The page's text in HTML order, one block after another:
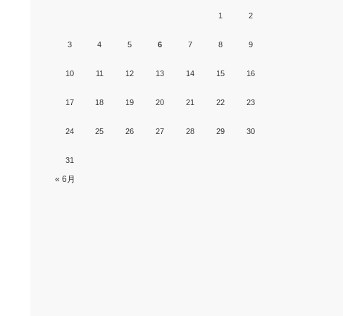
1 2
3 4 5 6 7 8 9
10 11 12 13 14 15 16
17 18 19 20 21 22 23
24 25 26 27 28 29 30
31
« 6月